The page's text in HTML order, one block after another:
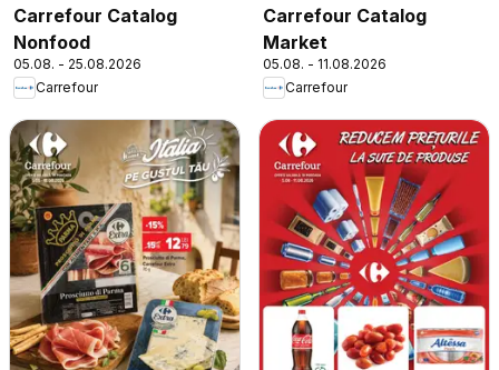
Carrefour Catalog
Nonfood
05.08. - 25.08.2026
Carrefour
Carrefour Catalog
Market
05.08. - 11.08.2026
Carrefour